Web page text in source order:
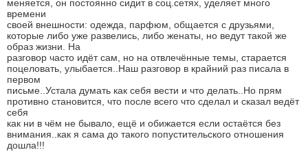
меняется, он постоянно сидит в соц.сетях, уделяет много
времени
своей внешности: одежда, парфюм, общается с друзьями,
которые либо уже развелись, либо женаты, но ведут такой же
образ жизни. На
разговор часто идёт сам, но на отвлечённые темы, старается
поцеловать, улыбается..Наш разговор в крайний раз писала в
первом
письме..Устала думать как себя вести и что делать..Но прям
противно становится, что после всего что сделал и сказал ведёт
себя
как ни в чём не бывало, ещё и обижается если остаётся без
внимания..как я сама до такого попустительского отношения
дошла!!!